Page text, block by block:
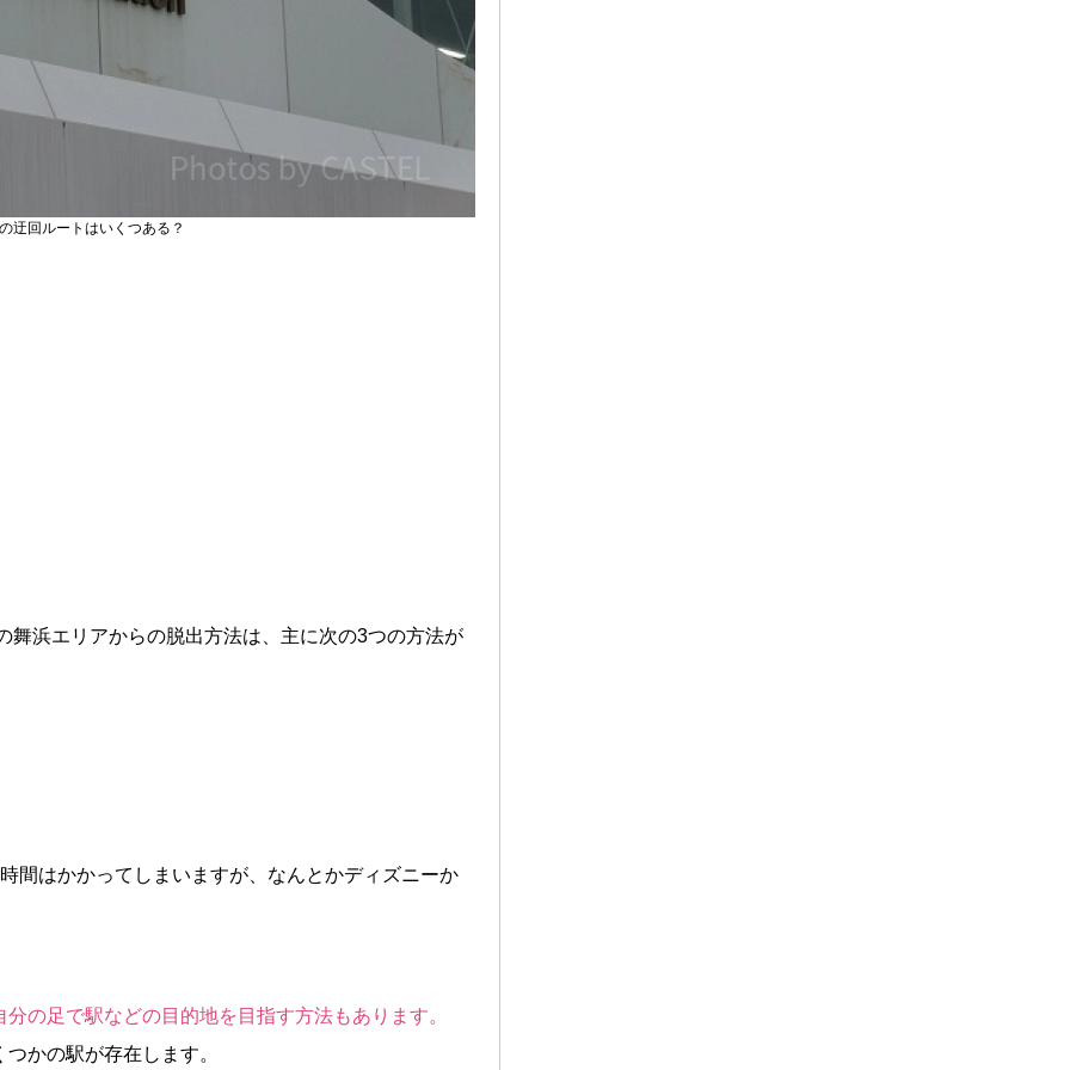
迂回ルートはいくつある？
舞浜エリアからの脱出方法は、主に次の3つの方法が
間はかかってしまいますが、なんとかディズニーか
の足で駅などの目的地を目指す方法もあります。
かの駅が存在します。